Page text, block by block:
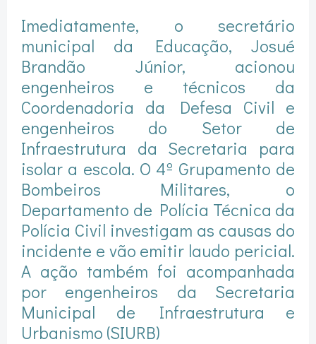
Imediatamente, o secretário
municipal da Educação, Josué
Brandão Júnior, acionou
engenheiros e técnicos da
Coordenadoria da Defesa Civil e
engenheiros do Setor de
Infraestrutura da Secretaria para
isolar a escola. O 4º Grupamento de
Bombeiros Militares, o
Departamento de Polícia Técnica da
Polícia Civil investigam as causas do
incidente e vão emitir laudo pericial.
A ação também foi acompanhada
por engenheiros da Secretaria
Municipal de Infraestrutura e
Urbanismo (SIURB)